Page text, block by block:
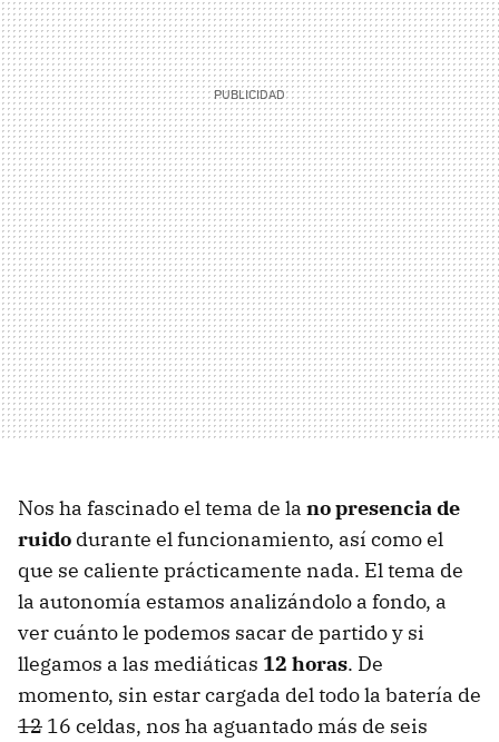
Nos ha fascinado el tema de la no presencia de
ruido durante el funcionamiento, así como el
que se caliente prácticamente nada. El tema de
la autonomía estamos analizándolo a fondo, a
ver cuánto le podemos sacar de partido y si
llegamos a las mediáticas 12 horas. De
momento, sin estar cargada del todo la batería de
12 16 celdas, nos ha aguantado más de seis